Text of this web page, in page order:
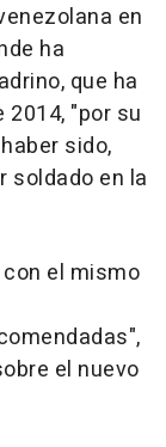
en
ha
que ha
"por su
sido,
soldado en la
el mismo
el nuevo